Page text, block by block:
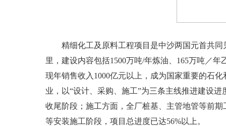
精细化工及原料工程项目是中沙两国元首共同
里，建设内容包括1500万吨/年炼油、165万吨／
现年销售收入1000亿元以上，成为国家重要的石
业，以“设计、采购、施工”为三条主线推进建设
收尾阶段；施工方面，全厂桩基、主管地管等前
等安装施工阶段，项目总进度已达56%以上。